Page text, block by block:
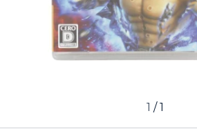
1 /1